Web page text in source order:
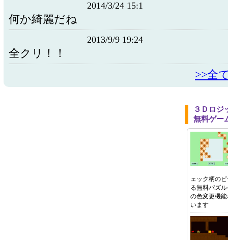
2014/3/24 15:1
何か綺麗だね
2013/9/9 19:24
全クリ！！
>>全
３Ｄロジ
無料ゲー
ェック柄の
る無料パズ
の色変更機
います